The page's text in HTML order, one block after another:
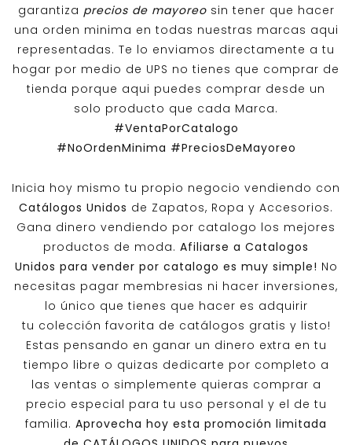
garantiza precios de mayoreosin tener que hacer
una orden minima en todas nuestras marcas aqui
representadas. Te lo enviamos directamente a tu
hogar por medio de UPS no tienes que comprar de
tienda porque aqui puedes comprar desde un
solo producto que cada Marca.
#VentaPorCatalogo
#NoOrdenMinima #PreciosDeMayoreo
Inicia hoy mismo tu propio negocio vendiendo con
Catálogos Unidos de Zapatos, Ropa y Accesorios.
Gana dinero vendiendo por catalogo los mejores
productos de moda. Afiliarse a Catalogos
Unidos para vender por catalogo es muy simple! No
necesitas pagar membresias ni hacer inversiones,
lo único que tienes que hacer es adquirir
tu colección favorita de catálogos gratis y listo!
Estas pensando en ganar un dinero extra en tu
tiempo libre o quizas dedicarte por completo a
las ventas o simplemente quieras comprar a
precio especial para tu uso personal y el de tu
familia. Aprovecha hoy esta promoción limitada